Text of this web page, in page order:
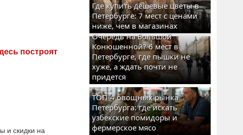
построят
и скидки на
Где купить дешевые цветы в
Петербурге: 7 мест с ценами
ниже, чем в магазинах
Очередь на Большой
Конюшенной? 6 мест в
Петербурге, где пышки не
хуже, а ждать почти не
придется
ТОП-4 овощных рынка
Петербурга: где искать
узбекские помидоры и
фермерское мясо